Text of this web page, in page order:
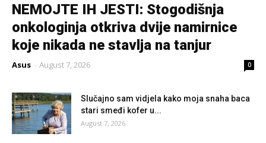
NEMOJTE IH JESTI: Stogodišnja
onkologinja otkriva dvije namirnice
koje nikada ne stavlja na tanjur
Asus - August 7, 2026 0
Slučajno sam vidjela kako moja snaha baca
stari smeđi kofer u...
August 7, 2026